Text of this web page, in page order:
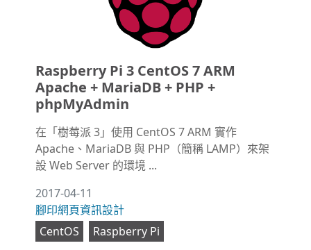
Raspberry Pi 3 CentOS 7 ARM
Apache + MariaDB + PHP +
phpMyAdmin
在「樹莓派 3」使用 CentOS 7 ARM 實作
Apache、MariaDB 與 PHP（簡稱 LAMP）來架
設 Web Server 的環境 ...
2017-04-11
腳印網頁資訊設計
CentOS
Raspberry Pi